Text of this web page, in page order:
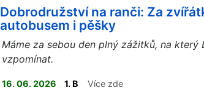
Dobrodružství na ranči: Za
autobusem i pěšky
Máme za sebou den plný zážitků, na který
vzpomínat.
16. 06. 2026 1. B Více zde